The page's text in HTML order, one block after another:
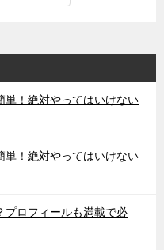
単！絶対やってはいけない
単！絶対やってはいけない
プロフィールも満載で必